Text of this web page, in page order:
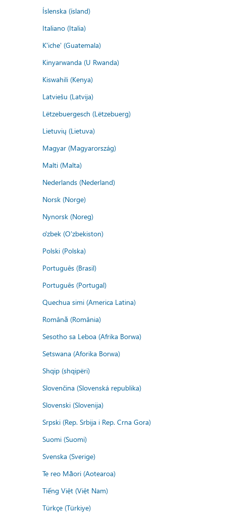
Íslenska (ísland)
Italiano (Italia)
K'iche' (Guatemala)
Kinyarwanda (U Rwanda)
Kiswahili (Kenya)
Latviešu (Latvija)
Lëtzebuergesch (Lëtzebuerg)
Lietuvių (Lietuva)
Magyar (Magyarország)
Malti (Malta)
Nederlands (Nederland)
Norsk (Norge)
Nynorsk (Noreg)
o'zbek (O'zbekiston)
Polski (Polska)
Português (Brasil)
Português (Portugal)
Quechua simi (America Latina)
Română (România)
Sesotho sa Leboa (Afrika Borwa)
Setswana (Aforika Borwa)
Shqip (shqipëri)
Slovenčina (Slovenská republika)
Slovenski (Slovenija)
Srpski (Rep. Srbija i Rep. Crna Gora)
Suomi (Suomi)
Svenska (Sverige)
Te reo Māori (Aotearoa)
Tiếng Việt (Việt Nam)
Türkçe (Türkiye)